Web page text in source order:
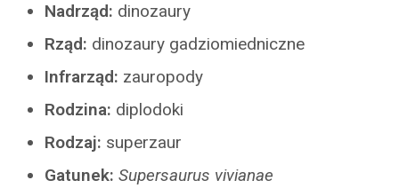
Nadrząd: dinozaury
Rząd: dinozaury gadziomiedniczne
Infrarząd: zauropody
Rodzina: diplodoki
Rodzaj: superzaur
Gatunek: Supersaurus vivianae